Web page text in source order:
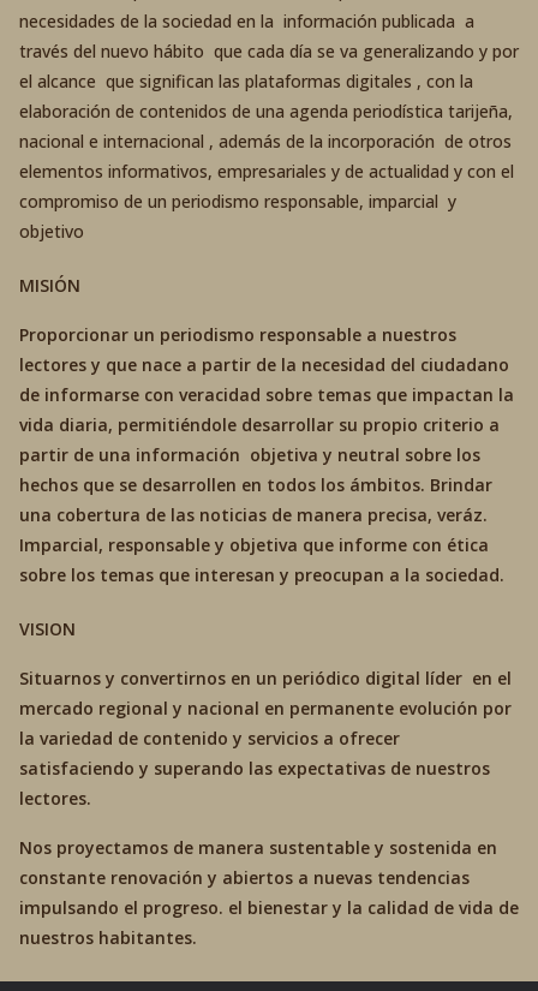
necesidades de la sociedad en la información publicada a
través del nuevo hábito que cada día se va generalizando y por
el alcance que significan las plataformas digitales , con la
elaboración de contenidos de una agenda periodística tarijeña,
nacional e internacional , además de la incorporación de otros
elementos informativos, empresariales y de actualidad y con el
compromiso de un periodismo responsable, imparcial y
objetivo
MISIÓN
Proporcionar un periodismo responsable a nuestros
lectores y que nace a partir de la necesidad del ciudadano
de informarse con veracidad sobre temas que impactan la
vida diaria, permitiéndole desarrollar su propio criterio a
partir de una información objetiva y neutral sobre los
hechos que se desarrollen en todos los ámbitos. Brindar
una cobertura de las noticias de manera precisa, veráz.
Imparcial, responsable y objetiva que informe con ética
sobre los temas que interesan y preocupan a la sociedad.
VISION
Situarnos y convertirnos en un periódico digital líder en el
mercado regional y nacional en permanente evolución por
la variedad de contenido y servicios a ofrecer
satisfaciendo y superando las expectativas de nuestros
lectores.
Nos proyectamos de manera sustentable y sostenida en
constante renovación y abiertos a nuevas tendencias
impulsando el progreso. el bienestar y la calidad de vida de
nuestros habitantes.